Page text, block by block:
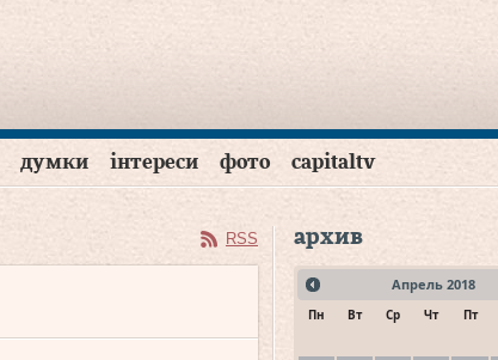
думки інтереси фото capitaltv
RSS архив
Апрель 2018
Пн Вт Ср Чт Пт